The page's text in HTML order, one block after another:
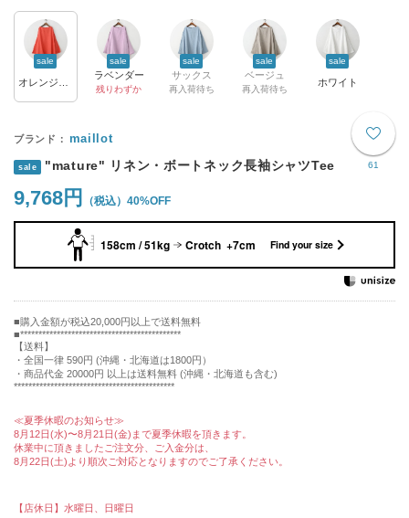
sale sale
ラベンダー
残りわずか
sale
サックス
再入荷待ち
sale
ベージュ
再入荷待ち
sale
ホワイト
61
maillot
sale "mature" リネン・ボートネック長袖シャツTee
9,768円 40%OFF
158cm / 51kg Crotch +7cm Find your size
購入金額が税込20,000円以上で送料無料
********************************************
【送料】
・全国一律 590円 (沖縄・北海道は1800円）
・商品代金 20000円 以上は送料無料 (沖縄・北海道も含む)
********************************************
≪夏季休暇のお知らせ≫
8月12日(水)〜8月21日(金)まで夏季休暇を頂きます。
休業中に頂きましたご注文分、ご入金分は、
8月22日(土)より順次ご対応となりますのでご了承ください。
【店休日】水曜日、日曜日